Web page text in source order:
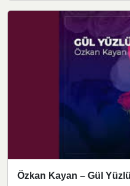
Özkan Kayan – Gül